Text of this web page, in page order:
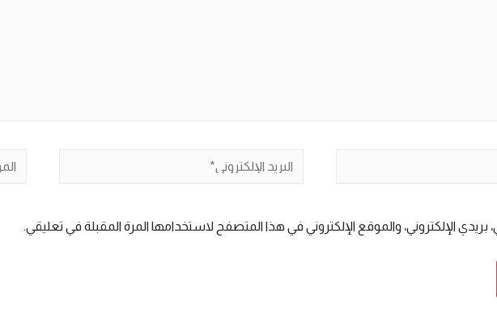
البريد
الإلكتروني، والموقع الإلكتروني في هذا المتصفح لاستخدامها المرة المقبلة في تعليقي.